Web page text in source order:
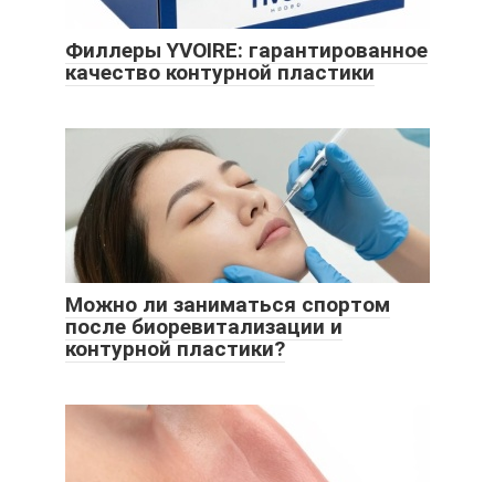
Филлеры YVOIRE: гарантированное
качество контурной пластики
Можно ли заниматься спортом
после биоревитализации и
контурной пластики?